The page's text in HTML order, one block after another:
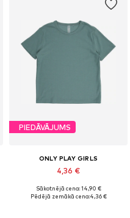
PIEDĀVĀJUMS
ONLY PLAY GIRLS
4,36 €
Sākotnējā cena: 14,90 €
Pēdējā zemākā cena:4,36 €